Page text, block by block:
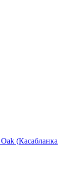
(Касабланка